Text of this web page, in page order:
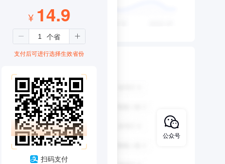
¥ 14.9
支付后可进行选择生效省份
扫码支付
公众号